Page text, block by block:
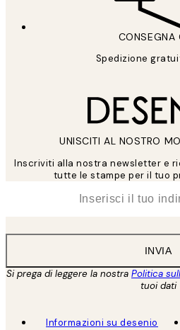
CONSEGNA
Spedizione
UNISCITI AL NOSTRO
Inscriviti alla nostra newsletter e
tutte le stampe per il tuo
INVIA
Si prega di leggere la nostra Politica
tuoi dati
Informazioni su desenio